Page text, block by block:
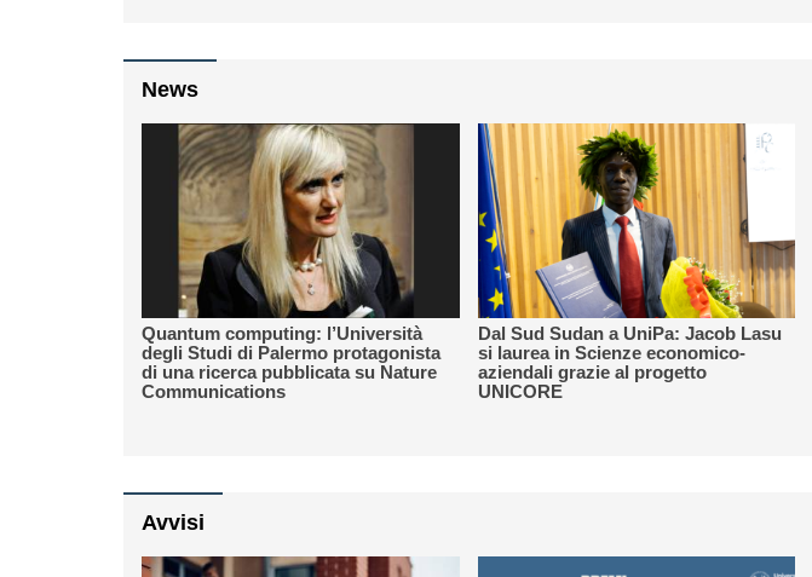
News
Quantum computing: l’Università
degli Studi di Palermo protagonista
di una ricerca pubblicata su Nature
Communications
Dal Sud Sudan a UniPa: Jacob Lasu
si laurea in Scienze economico-
aziendali grazie al progetto
UNICORE
Avvisi